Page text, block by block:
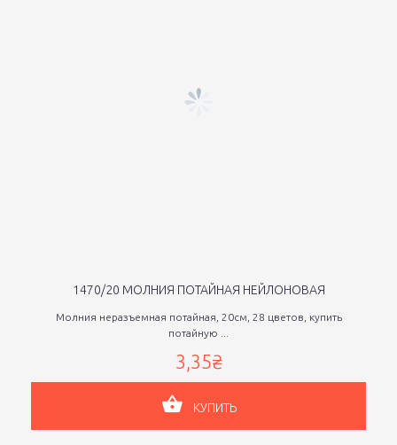
1470/20 МОЛНИЯ ПОТАЙНАЯ НЕЙЛОНОВАЯ
Молния неразъемная потайная, 20см, 28 цветов, купить
потайную ...
3,35₴
КУПИТЬ